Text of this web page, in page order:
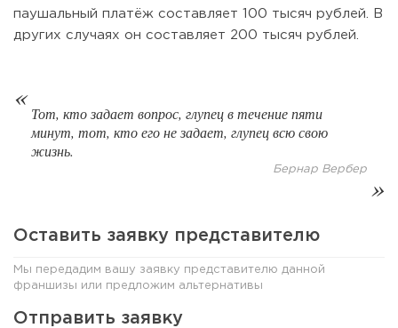
128
«Прибыль 20 млн в год, а я ездил на метро»: куда в
паушальный платёж составляет 100 тысяч рублей. В
других случаях он составляет 200 тысяч рублей.
Тот, кто задает вопрос, глупец в течение пяти
минут, тот, кто его не задает, глупец всю свою
жизнь.
Бернар Вербер
Оставить заявку представителю
Мы передадим вашу заявку представителю данной
франшизы или предложим альтернативы
Отправить заявку